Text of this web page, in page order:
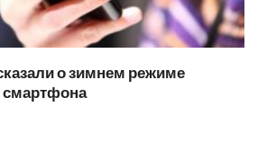
о зимнем режиме
смартфона